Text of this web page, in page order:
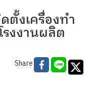
ตั้งเครื่องทำ
งงานผลิต
Share